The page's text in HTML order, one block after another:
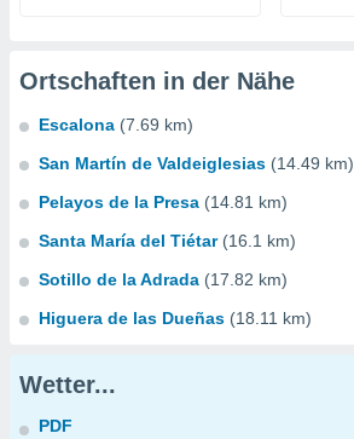
Ortschaften in der Nähe
Escalona (7.69 km)
San Martín de Valdeiglesias (14.49 km)
Pelayos de la Presa (14.81 km)
Santa María del Tiétar (16.1 km)
Sotillo de la Adrada (17.82 km)
Higuera de las Dueñas (18.11 km)
Wetter...
PDF